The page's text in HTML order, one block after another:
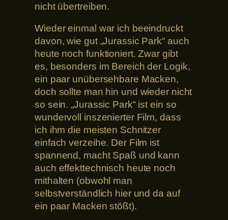
nicht übertreiben.
Wieder einmal war ich beeindruckt
davon, wie gut „Jurassic Park“ auch
heute noch funktioniert. Zwar gibt
es, besonders im Bereich der Logik,
ein paar unübersehbare Macken,
doch sollte man hin und wieder nicht
so sein. „Jurassic Park“ ist ein so
wundervoll inszenierter Film, dass
ich ihm die meisten Schnitzer
einfach verzeihe. Der Film ist
spannend, macht Spaß und kann
auch effekttechnisch heute noch
mithalten (obwohl man
selbstverständlich hier und da auf
ein paar Macken stößt).